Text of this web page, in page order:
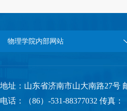
物理学院内部网站
地址：山东省济南市山大南路27号
电话：（86）-531-88377032 传真：